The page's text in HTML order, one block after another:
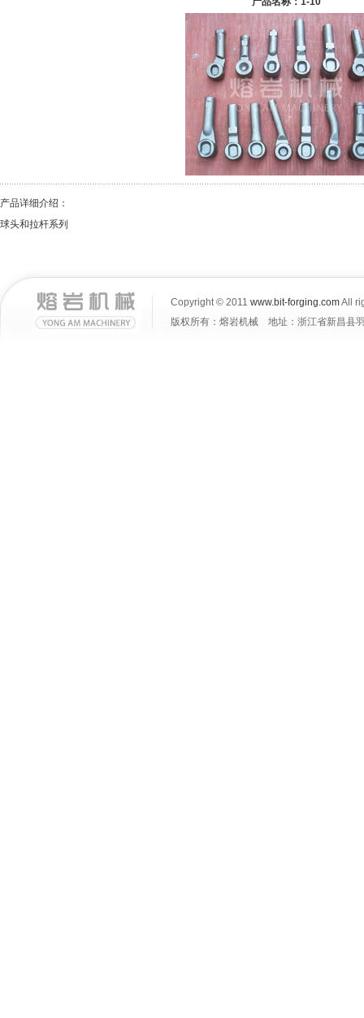
产品详细介绍：
球头和拉杆系列
Copyright © 2011 www.bit-forging.comAll
版权所有：熔岩机械 地址：浙江省新昌